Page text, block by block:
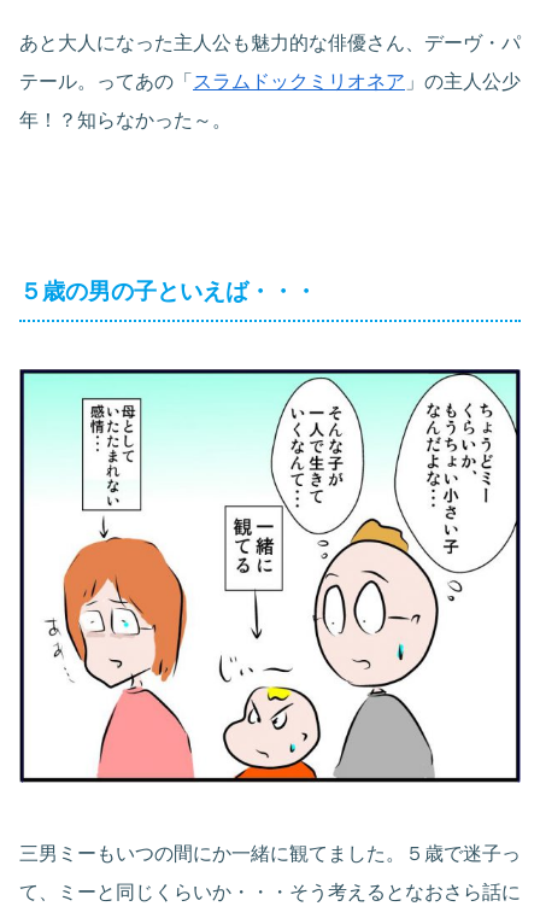
あと大人になった主人公も魅力的な俳優さん、デーヴ・パ
テール。ってあの「 スラムドックミリオネア 」の主人公少
年！？知らなかった～。
５歳の男の子といえば・・・
三男ミーもいつの間にか一緒に観てました。５歳で迷子っ
て、ミーと同じくらいか・・・そう考えるとなおさら話に